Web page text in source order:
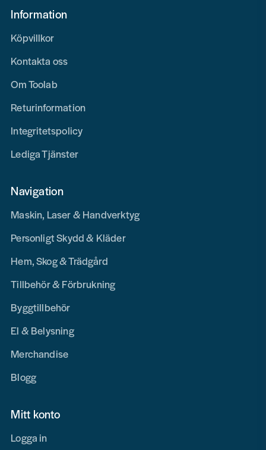
Information
Köpvillkor
Kontakta oss
Om Toolab
Returinformation
Integritetspolicy
Lediga Tjänster
Navigation
Maskin, Laser & Handverktyg
Personligt Skydd & Kläder
Hem, Skog & Trädgård
Tillbehör & Förbrukning
Byggtillbehör
El & Belysning
Merchandise
Blogg
Mitt konto
Logga in